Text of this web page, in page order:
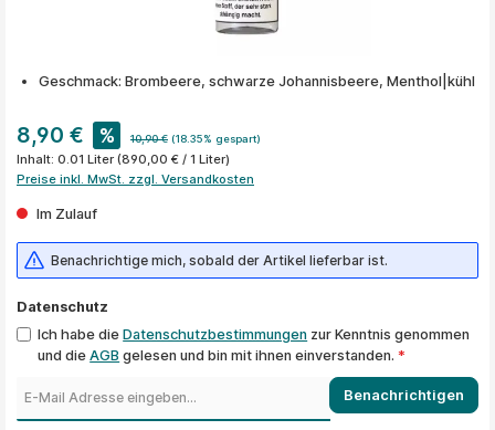
Geschmack: Brombeere, schwarze Johannisbeere, Menthol|kühl
8,90 € % 10,90 € (18.35% gespart)
Inhalt: 0.01 Liter (890,00 € / 1 Liter)
Preise inkl. MwSt. zzgl. Versandkosten
Im Zulauf
Benachrichtige mich, sobald der Artikel lieferbar ist.
Datenschutz
Ich habe dieDatenschutzbestimmungen zur Kenntnis genommen
und dieAGB gelesen und bin mit ihnen einverstanden.*
Benachrichtigen